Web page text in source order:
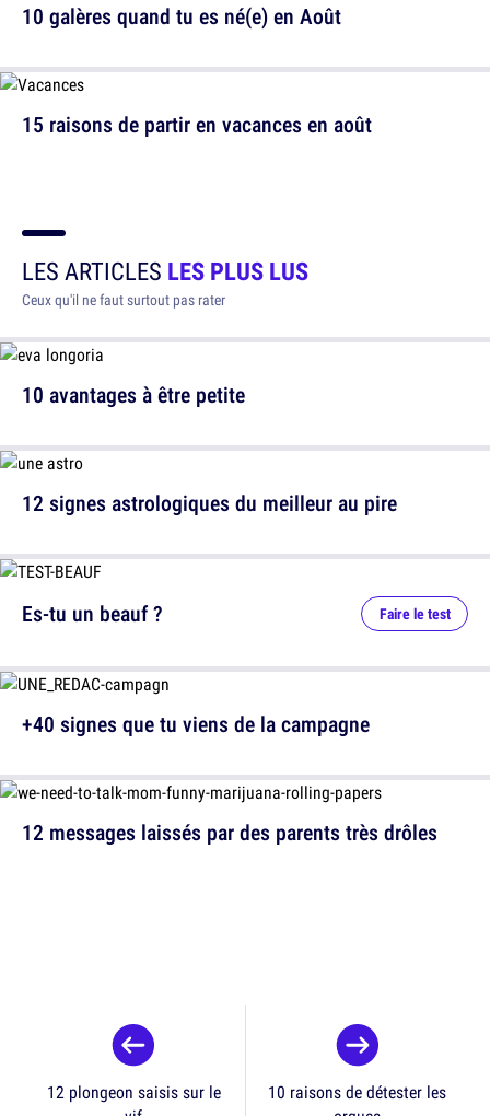
10 galères quand tu es né(e) en Août
15 raisons de partir en vacances en août
LES ARTICLES LES PLUS LUS
Ceux qu'il ne faut surtout pas rater
10 avantages à être petite
12 signes astrologiques du meilleur au pire
12 messages laissés par des parents très drôles
Es-tu un beauf ? Faire le test
+40 signes que tu viens de la campagne
12 plongeon saisis sur le
10 raisons de détester les